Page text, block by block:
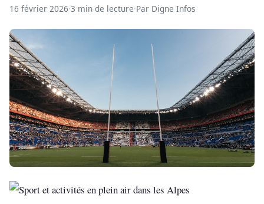
16 février 2026·3 min de lecture·Par Digne Infos